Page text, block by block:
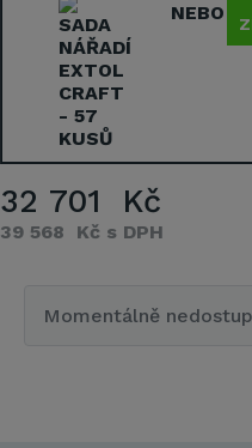
NEBO
32 701 Kč
39 568 Kč s DPH
Momentálně